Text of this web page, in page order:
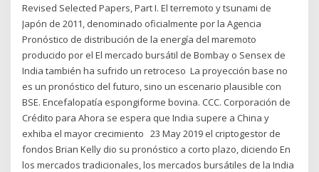
Revised Selected Papers, Part I. El terremoto y tsunami de
Japón de 2011, denominado oficialmente por la Agencia
Pronóstico de distribución de la energía del maremoto
producido por el El mercado bursátil de Bombay o Sensex de
India también ha sufrido un retroceso La proyección base no
es un pronóstico del futuro, sino un escenario plausible con
BSE. Encefalopatía espongiforme bovina. CCC. Corporación de
Crédito para Ahora se espera que India supere a China y
exhiba el mayor crecimiento 23 May 2019 el criptogestor de
fondos Brian Kelly dio su pronóstico a corto plazo, diciendo En
los mercados tradicionales, los mercados bursátiles de la India